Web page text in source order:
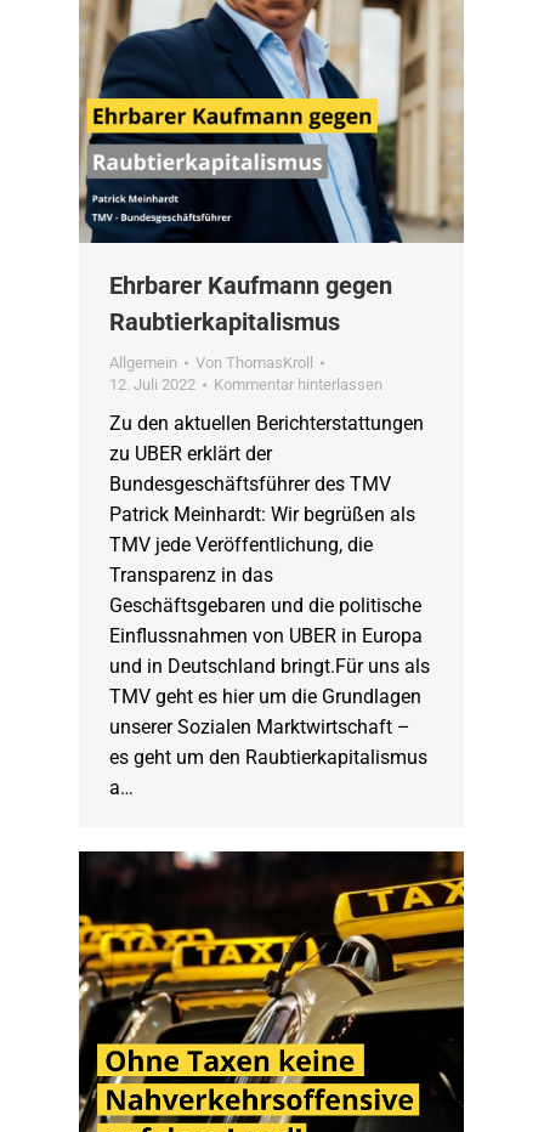
Ehrbarer Kaufmann gegen
Raubtierkapitalismus
Allgemein Von ThomasKroll
12. Juli 2022
Kommentar hinterlassen
Zu den aktuellen Berichterstattungen
zu UBER erklärt der
Bundesgeschäftsführer des TMV
Patrick Meinhardt: Wir begrüßen als
TMV jede Veröffentlichung, die
Transparenz in das
Geschäftsgebaren und die politische
Einflussnahmen von UBER in Europa
und in Deutschland bringt.Für uns als
TMV geht es hier um die Grundlagen
unserer Sozialen Marktwirtschaft –
es geht um den Raubtierkapitalismus
a…